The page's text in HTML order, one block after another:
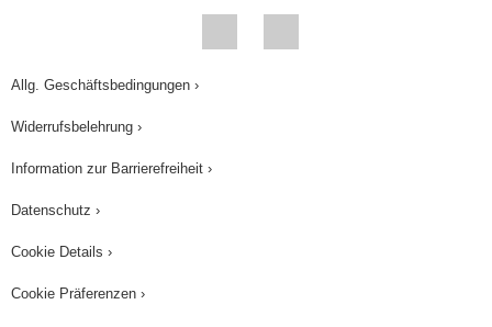
Allg. Geschäftsbedingungen ›
Widerrufsbelehrung ›
Information zur Barrierefreiheit ›
Datenschutz ›
Cookie Details ›
Cookie Präferenzen ›